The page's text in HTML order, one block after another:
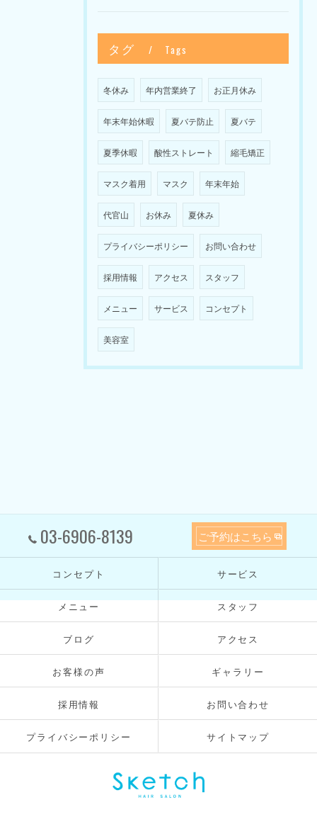
タグ Tags
冬休み 年内営業終了 お正月休み
年末年始休暇 夏バテ防止 夏バテ
夏季休暇 酸性ストレート 縮毛矯正
マスク着用 マスク 年末年始
代官山 お休み 夏休み
プライバシーポリシー お問い合わせ
採用情報 アクセス スタッフ
メニュー サービス コンセプト
美容室
03-6906-8139 ご予約はこちら
コンセプト サービス
メニュー スタッフ
ブログ アクセス
お客様の声 ギャラリー
採用情報 お問い合わせ
プライバシーポリシー サイトマップ